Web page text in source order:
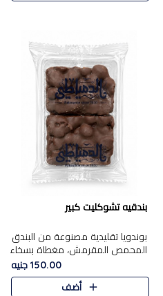
بندقيه تشوكليت كبير
بوندويا تقليدية مصنوعة من البندق
المحمص المقرمش، مغطاة بسخاء
بشوكولاتة فاخرة غنية لتحقيق
التوازن المثالي بين قوام القرمشة
ونكهة الشوكولاتة ا..
150.00 جنيه
أضف